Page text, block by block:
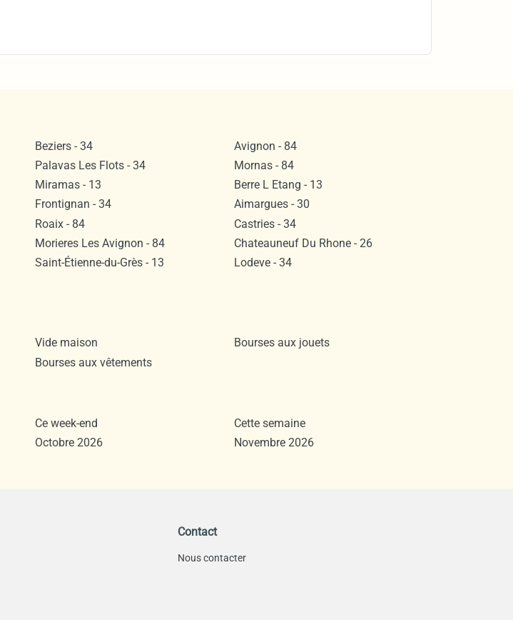
Beziers - 34
Avignon - 84
Palavas Les Flots - 34
Mornas - 84
Miramas - 13
Berre L Etang - 13
Frontignan - 34
Aimargues - 30
Roaix - 84
Castries - 34
Morieres Les Avignon - 84
Chateauneuf Du Rhone - 26
Saint-Étienne-du-Grès - 13
Lodeve - 34
Vide maison
Bourses aux jouets
Bourses aux vêtements
Ce week-end
Cette semaine
Octobre 2026
Novembre 2026
Contact
Nous contacter